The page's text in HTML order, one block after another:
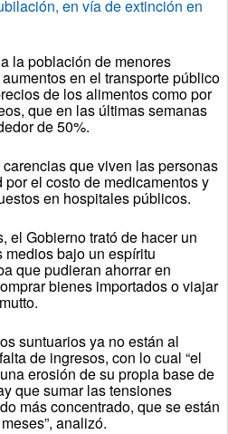
en vía de extinción en
la población de menores
en el transporte público
de los alimentos como por
que en las últimas semanas
de 50%.
que viven las personas
el costo de medicamentos y
en hospitales públicos.
el Gobierno trató de hacer un
bajo un espíritu
que pudieran ahorrar en
bienes importados o viajar
suntuarios ya no están al
de ingresos, con lo cual “el
erosión de su propia base de
que sumar las tensiones
más concentrado, que se están
analizó.